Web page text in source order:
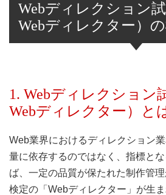
Webディレクション
Webディレクター）
1. Webディレクション
Webディレクター）と
Web業界におけるディレクション
量に依存するのではなく、指標と
ば、一定の品質が保たれた制作管
検定の「Webディレクター」が生ま